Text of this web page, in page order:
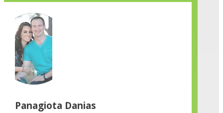
Panagiota Danias